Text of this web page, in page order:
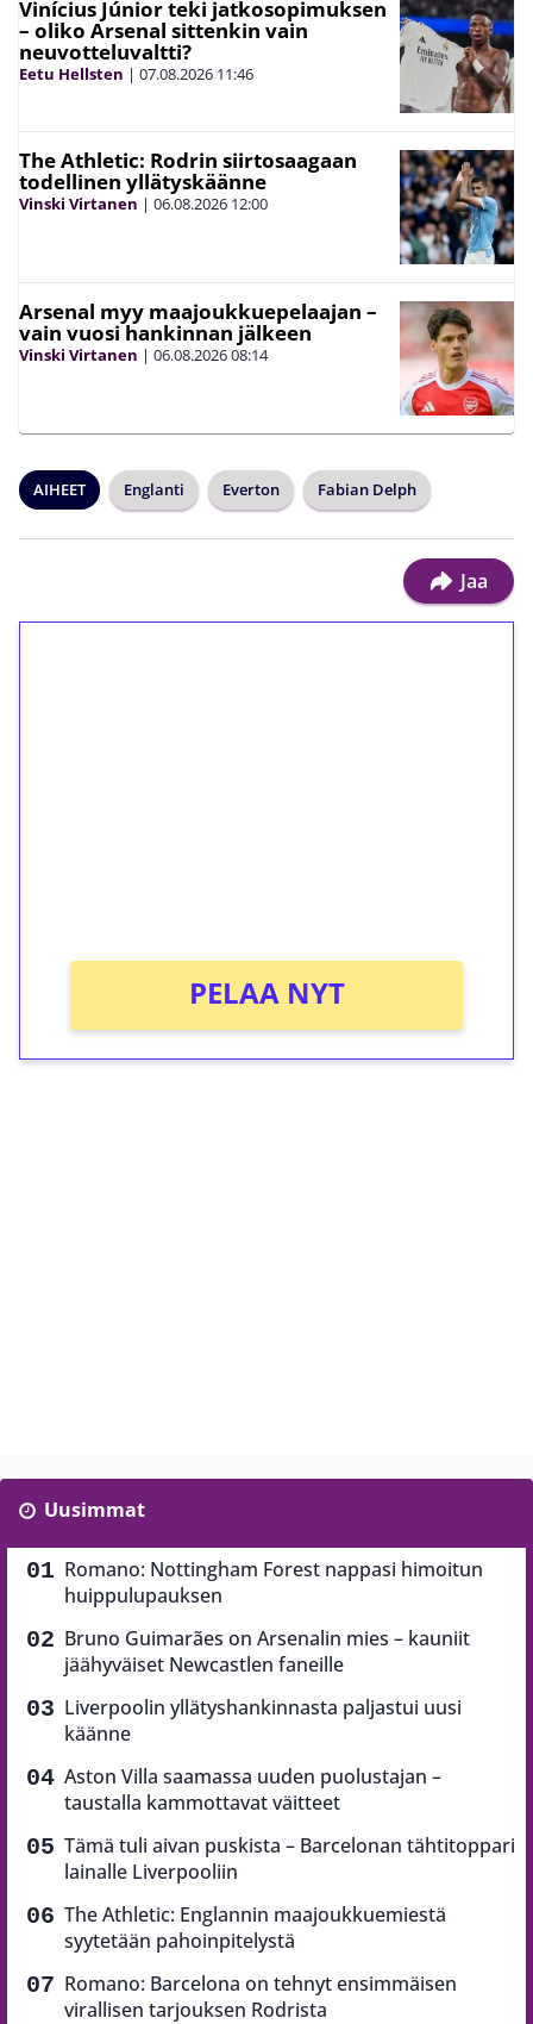
Vinícius Júnior teki jatkosopimuksen
– oliko Arsenal sittenkin vain
neuvotteluvaltti?
Eetu Hellsten | 07.08.2026 11:46
The Athletic: Rodrin siirtosaagaan
todellinen yllätyskäänne
Vinski Virtanen | 06.08.2026 12:00
Arsenal myy maajoukkuepelaajan –
vain vuosi hankinnan jälkeen
Vinski Virtanen | 06.08.202608:14
AIHEET Englanti Everton Fabian Delph
Jaa
PELAA NYT
Uusimmat
Romano: Nottingham Forest nappasi himoitun
huippulupauksen
Bruno Guimarães on Arsenalin mies – kauniit
jäähyväiset Newcastlen faneille
Liverpoolin yllätyshankinnasta paljastui uusi
käänne
Aston Villa saamassa uuden puolustajan –
taustalla kammottavat väitteet
Tämä tuli aivan puskista – Barcelonan tähtitoppari
lainalle Liverpooliin
The Athletic: Englannin maajoukkuemiestä
syytetään pahoinpitelystä
Romano: Barcelona on tehnyt ensimmäisen
virallisen tarjouksen Rodrista